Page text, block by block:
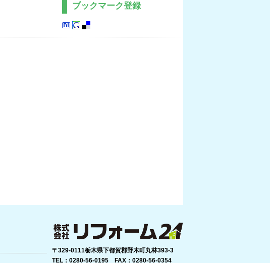
ブックマーク登録
〒329-0111栃木県下都賀郡野木町丸林393-3
TEL：0280-56-0195 FAX：0280-56-0354